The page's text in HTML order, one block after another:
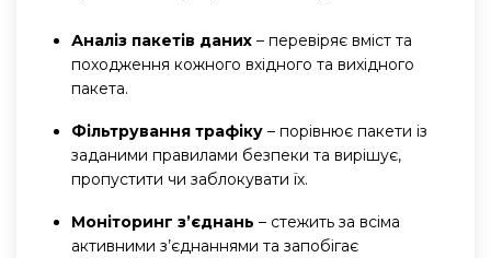
Аналіз пакетів даних – перевіряє вміст та
походження кожного вхідного та вихідного
пакета.
Фільтрування трафіку – порівнює пакети із
заданими правилами безпеки та вирішує,
пропустити чи заблокувати їх.
Моніторинг з’єднань – стежить за всіма
активними з’єднаннями та запобігає